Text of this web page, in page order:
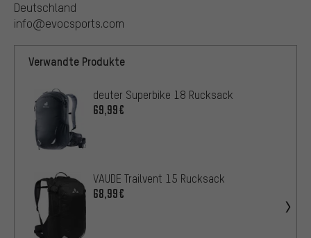
Deutschland
info@evocsports.com
Verwandte Produkte
deuter Superbike 18 Rucksack
69,99€
VAUDE Trailvent 15 Rucksack
68,99€